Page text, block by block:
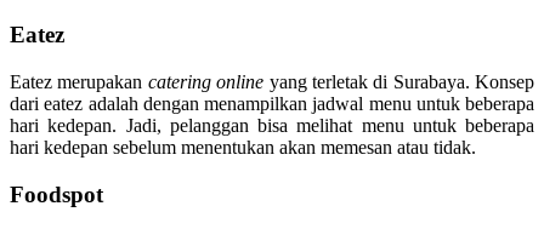
Eatez
Eatez merupakan catering online yang terletak di Surabaya. Konsep
dari eatez adalah dengan menampilkan jadwal menu untuk beberapa
hari kedepan. Jadi, pelanggan bisa melihat menu untuk beberapa
hari kedepan sebelum menentukan akan memesan atau tidak.
Foodspot